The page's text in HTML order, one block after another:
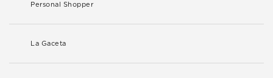
Personal Shopper
La Gaceta